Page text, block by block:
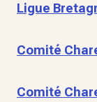
Ligue
Comité
Comité